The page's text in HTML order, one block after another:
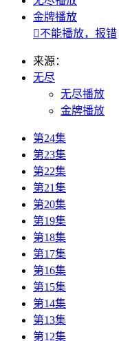
金牌播放
不能播放，报错
来源：
无尽
无尽播放
金牌播放
第24集
第23集
第22集
第21集
第20集
第19集
第18集
第17集
第16集
第15集
第14集
第13集
第12集